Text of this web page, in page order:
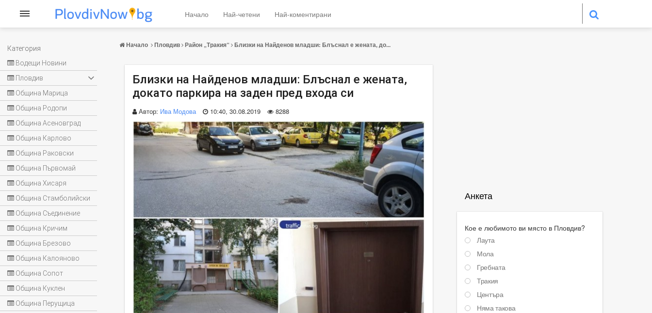
Категория
Водещи Новини
Пловдив
Община Марица
Община Родопи
Община Асеновград
Община Карлово
Община Раковски
Община Първомай
Община Хисаря
Община Стамболийски
Община Съединение
Община Кричим
Община Брезово
Община Калояново
Община Сопот
Община Куклен
Община Перущица
Начало Най-четени Най-коментирани
Начало Пловдив Район „Тракия“ Близки на Найденов младши: Блъснал е жената, до...
Близки на Найденов младши: Блъснал е жената,
докато паркира на заден пред входа си
Автор: Ива Модова 10:40, 30.08.2019 8288
Анкета
Кое е любимото ви място в Пловдив?
Лаута
Мола
Гребната
Тракия
Центъра
Няма такова